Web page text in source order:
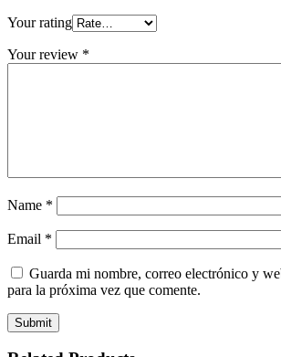
Your rating
Your review *
Name *
Email *
Guarda mi nombre, correo electrónico y
para la próxima vez que comente.